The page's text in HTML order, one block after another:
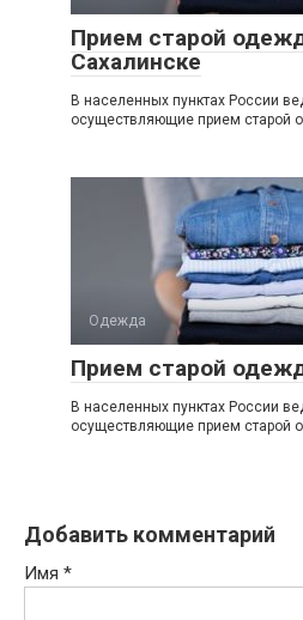
Прием старой
Сахалинске
В населенных пунктах России
осуществляющие прием старой
Одежда
Прием старой
В населенных пунктах России
осуществляющие прием старой
Добавить комментарий
Имя *